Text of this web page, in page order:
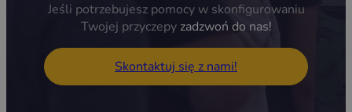
Jeśli potrzebujesz pomocy w skonfigurowaniu
Twojej przyczepy zadzwoń do nas!
Skontaktuj się z nami!